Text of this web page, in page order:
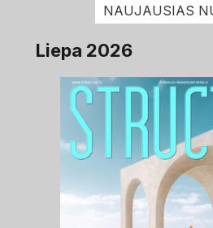
NAUJAUSIAS
Liepa 2026